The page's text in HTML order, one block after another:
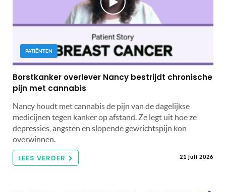
PATIËNTEN
Borstkanker overlever Nancy bestrijdt chronische
pijn met cannabis
Nancy houdt met cannabis de pijn van de dagelijkse
medicijnen tegen kanker op afstand. Ze legt uit hoe ze
depressies, angsten en slopende gewrichtspijn kon
overwinnen.
LEES VERDER 21 juli 2026